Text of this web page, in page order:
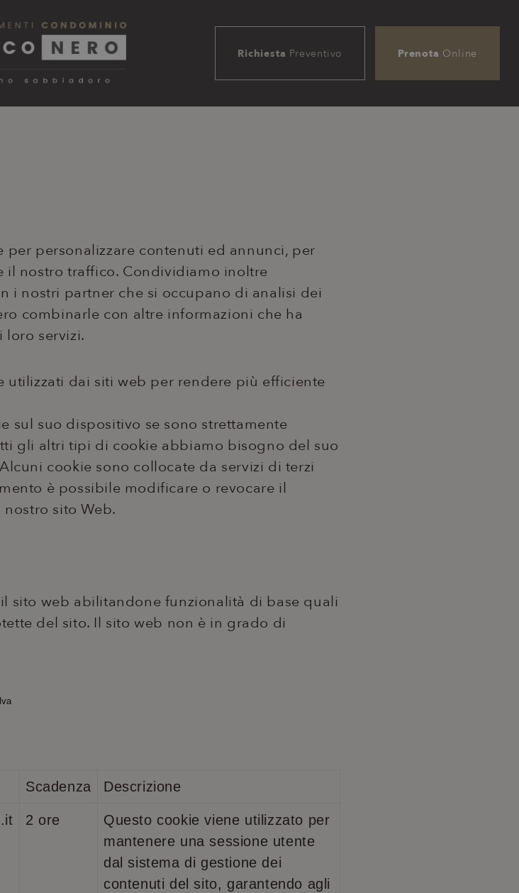
Richiesta Preventivo Prenota Online
personalizzare contenuti ed annunci, per
il nostro traffico. Condividiamo inoltre
i nostri partner che si occupano di analisi dei
combinarle con altre informazioni che ha
servizi.
utilizzati dai siti web per rendere più efficiente
sul suo dispositivo se sono strettamente
gli altri tipi di cookie abbiamo bisogno del suo
cookie sono collocate da servizi di terzi
è possibile modificare o revocare il
sito Web.
sito web abilitandone funzionalità di base quali
del sito. Il sito web non è in grado di
Scadenza Descrizione
2 ore
Questo cookie viene utilizzato per
mantenere una sessione utente
dal sistema di gestione dei
contenuti del sito, garantendo agli